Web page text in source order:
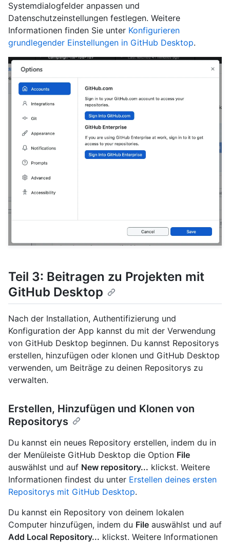
Systemdialogfelder anpassen und
Datenschutzeinstellungen festlegen. Weitere
Informationen finden Sie unter Konfigurieren
grundlegender Einstellungen in GitHub Desktop.
Teil 3: Beitragen zu Projekten mit
GitHub Desktop
Nach der Installation, Authentifizierung und
Konfiguration der App kannst du mit der Verwendung
von GitHub Desktop beginnen. Du kannst Repositorys
erstellen, hinzufügen oder klonen und GitHub Desktop
verwenden, um Beiträge zu deinen Repositorys zu
verwalten.
Erstellen, Hinzufügen und Klonen von
Repositorys
Du kannst ein neues Repository erstellen, indem du in
der Menüleiste GitHub Desktop die Option File
auswählst und auf New repository... klickst. Weitere
Informationen findest du unter Erstellen deines ersten
Repositorys mit GitHub Desktop.
Du kannst ein Repository von deinem lokalen
Computer hinzufügen, indem du File auswählst und auf
Add Local Repository... klickst. Weitere Informationen